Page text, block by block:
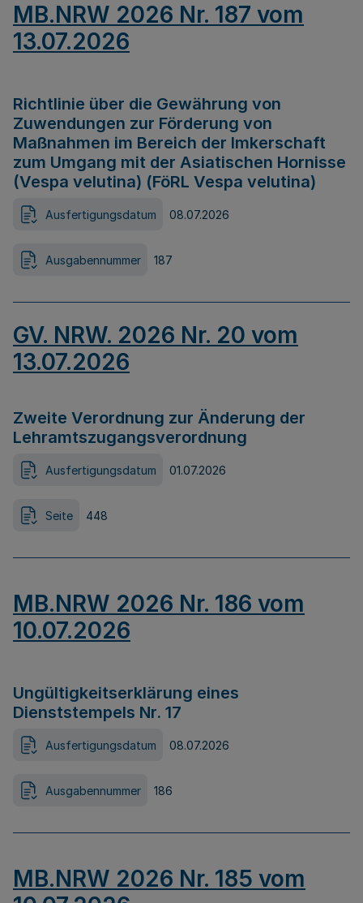
MB.NRW 2026 Nr. 187 vom
13.07.2026
Richtlinie über die Gewährung von
Zuwendungen zur Förderung von
Maßnahmen im Bereich der Imkerschaft
zum Umgang mit der Asiatischen Hornisse
(Vespa velutina) (FöRL Vespa velutina)
Ausfertigungsdatum 08.07.2026
Ausgabennummer 187
GV. NRW. 2026 Nr. 20 vom
13.07.2026
Zweite Verordnung zur Änderung der
Lehramtszugangsverordnung
Ausfertigungsdatum 01.07.2026
Seite 448
MB.NRW 2026 Nr. 186 vom
10.07.2026
Ungültigkeitserklärung eines
Dienststempels Nr. 17
Ausfertigungsdatum 08.07.2026
Ausgabennummer 186
MB.NRW 2026 Nr. 185 vom